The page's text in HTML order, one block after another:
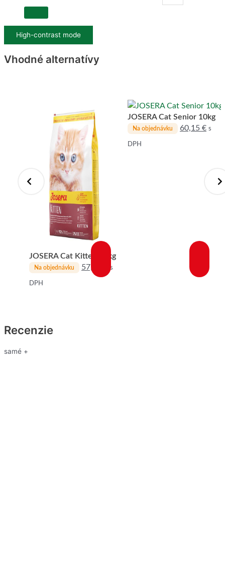
High-contrast mode
Vhodné alternatívy
JOSERA Cat Kitten 10kg
Na objednávku 57,31 s
DPH
JOSERA Cat Senior 10kg
Na objednávku 60,15 € s
DPH
Recenzie
samé +